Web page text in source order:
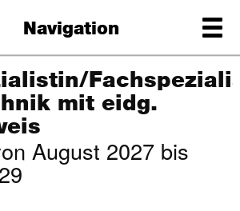
Navigation
Schrift
mit eidg.
August 2027 bis